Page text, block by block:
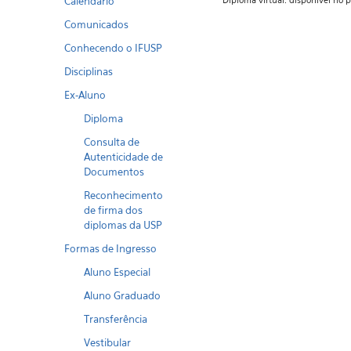
Comunicados
Conhecendo o IFUSP
Disciplinas
Ex-Aluno
Diploma
Consulta de
Autenticidade de
Documentos
Reconhecimento
de firma dos
diplomas da USP
Formas de Ingresso
Aluno Especial
Aluno Graduado
Transferência
Vestibular